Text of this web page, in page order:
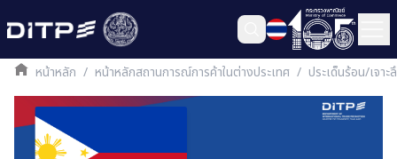
หน้าหลัก / หน้าหลักสถานการณ์การค้าในต่างประเทศ / ประเด็นร้อน/เจา